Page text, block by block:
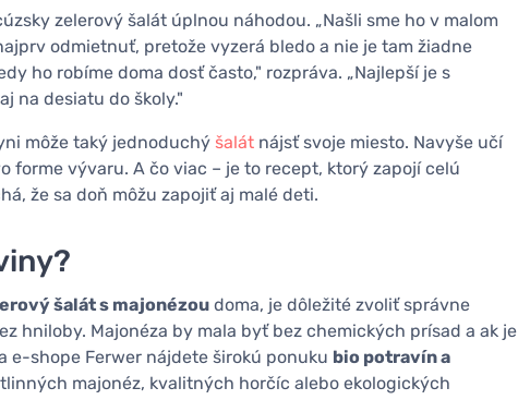
zelerový šalát úplnou náhodou. „Našli sme ho v malom
odmietnuť, pretože vyzerá bledo a nie je tam žiadne
ho robíme doma dosť často," rozpráva. „Najlepší je s
na desiatu do školy."
môže taký jednoduchý šalát nájsť svoje miesto. Navyše učí
forme vývaru. A čo viac – je to recept, ktorý zapojí celú
že sa doň môžu zapojiť aj malé deti.
šalát s majonézou doma, je dôležité zvoliť správne
hniloby. Majonéza by mala byť bez chemických prísad a ak je
e-shope Ferwer nájdete širokú ponuku bio potravín a
majonéz, kvalitných horčíc alebo ekologických